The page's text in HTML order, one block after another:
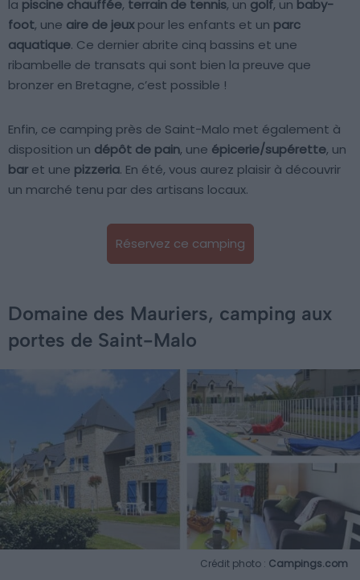
la piscine chauffée, terrain de tennis, un golf, un baby-
foot, une aire de jeuxpour les enfants et un parc
aquatique. Ce dernier abrite cinq bassins et une
ribambelle de transats qui sont bien la preuve que
bronzer en Bretagne, c’est possible !
Enfin, ce camping près de Saint-Malo met également à
disposition un dépôt de pain, une épicerie/supérette, un
bar et une pizzeria. En été, vous aurez plaisir à découvrir
un marché tenu par des artisans locaux.
Réservez ce camping
Domaine des Mauriers, camping aux
portes de Saint-Malo
Crédit photo : Campings.com